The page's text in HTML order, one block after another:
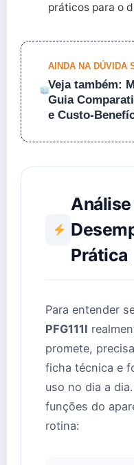
práticos para o
AINDA NA DÚVIDA
Veja também:
Guia
e Custo-
Prática
Para entender
PFG111I
promete,
ficha técnica e
uso no dia a
funções do
rotina: